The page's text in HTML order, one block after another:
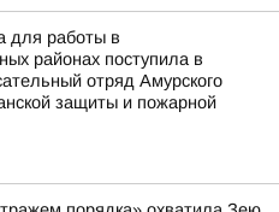
для работы в
районах поступила в
отряд Амурского
защиты и пожарной